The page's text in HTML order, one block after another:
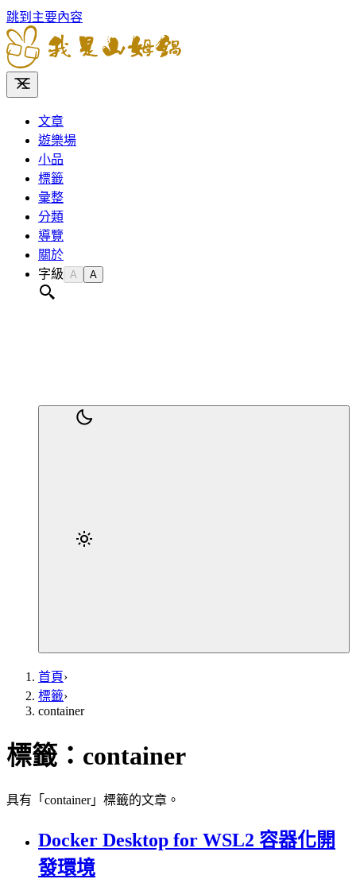
跳到主要內容
文章
遊樂場
小品
標籤
彙整
分類
導覽
關於
字級 A A
首頁›
標籤›
container
標籤： container
具有「container」標籤的文章。
Docker Desktop for WSL2 容器化開
發環境